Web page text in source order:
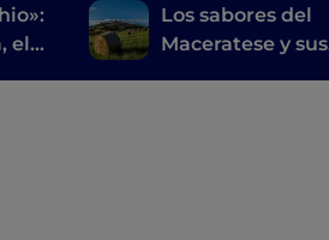
el
Los sabores del
Maceratese y sus